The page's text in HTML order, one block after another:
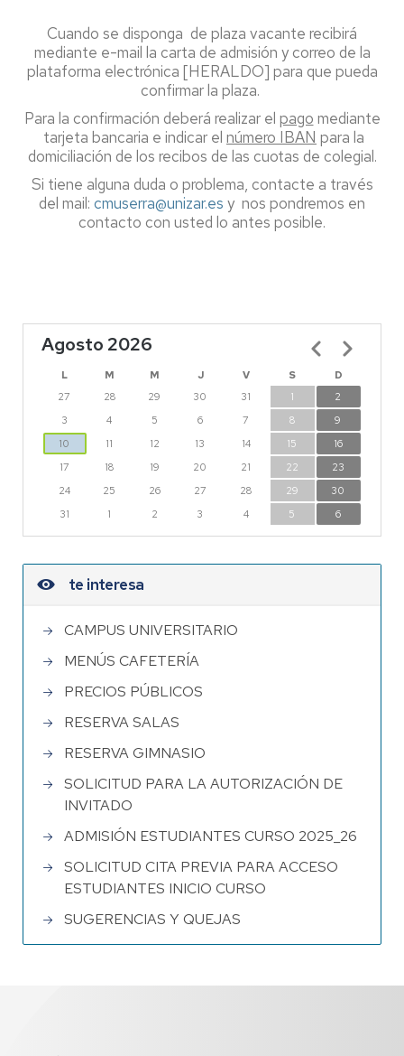
Cuando se disponga de plaza vacante recibirá
mediante e-mail la carta de admisión y correo de la
plataforma electrónica [HERALDO] para que pueda
confirmar la plaza.
Para la confirmación deberá realizar el pago mediante
tarjeta bancaria e indicar el número IBAN para la
domiciliación de los recibos de las cuotas de colegial.
Si tiene alguna duda o problema, contacte a través
del mail: cmuserra@unizar.es y nos pondremos en
contacto con usted lo antes posible.
Agosto 2026
L M M J V S
D
27
28 29 30 31 1
2
3
4 5 6 7 8
9
10
11 12 13 14 15
16
17
18 19 20 21 22
23
24
25 26 27 28 29
30
31
1 2 3 4 5 6
Paginación
te interesa
CAMPUS UNIVERSITARIO
MENÚS CAFETERÍA
PRECIOS PÚBLICOS
RESERVA SALAS
RESERVA GIMNASIO
SOLICITUD PARA LA AUTORIZACIÓN DE
INVITADO
ADMISIÓN ESTUDIANTES CURSO 2025_26
SOLICITUD CITA PREVIA PARA ACCESO
ESTUDIANTES INICIO CURSO
SUGERENCIAS Y QUEJAS